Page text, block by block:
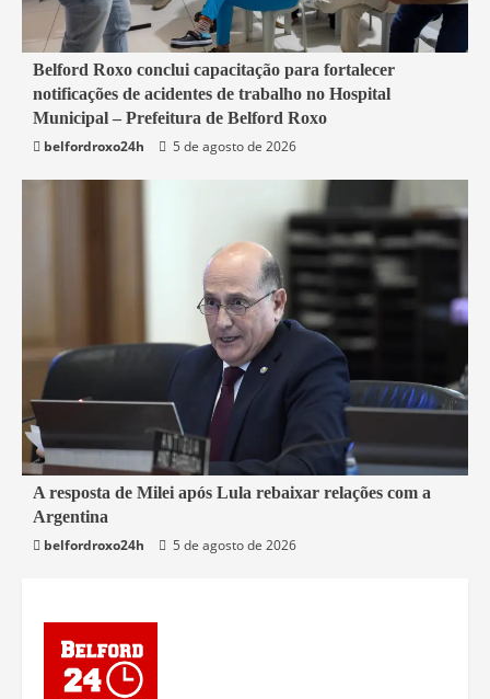
2 min read
Belford Roxo
Belford Roxo conclui capacitação para fortalecer
notificações de acidentes de trabalho no Hospital
Municipal – Prefeitura de Belford Roxo
belfordroxo24h
5 de agosto de 2026
2 min read
Mundo
A resposta de Milei após Lula rebaixar relações com a
Argentina
belfordroxo24h
5 de agosto de 2026